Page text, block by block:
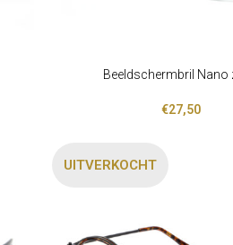
LEES VERDERBeeldschermbril Nano
€27,50
UITVERKOCHT